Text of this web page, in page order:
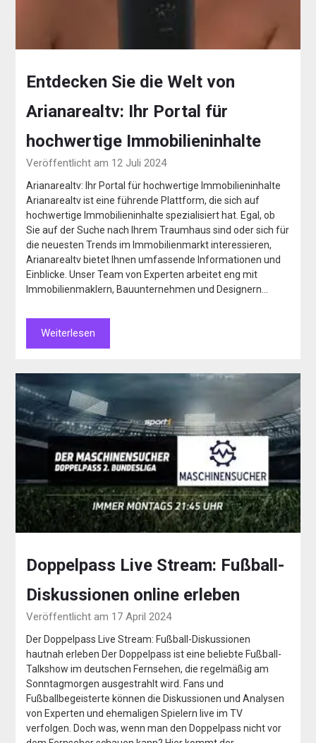
Entdecken Sie die Welt von
Arianarealtv: Ihr Portal für
hochwertige Immobilieninhalte
Veröffentlicht am 12 Juli 2024
Arianarealtv: Ihr Portal für hochwertige Immobilieninhalte
Arianarealtv ist eine führende Plattform, die sich auf
hochwertige Immobilieninhalte spezialisiert hat. Egal, ob
Sie auf der Suche nach Ihrem Traumhaus sind oder sich für
die neuesten Trends im Immobilienmarkt interessieren,
Arianarealtv bietet Ihnen umfassende Informationen und
Einblicke. Unser Team von Experten arbeitet eng mit
Immobilienmaklern, Bauunternehmen und Designern…
Weiterlesen
Doppelpass Live Stream: Fußball-
Diskussionen online erleben
Veröffentlicht am 17 April 2024
Der Doppelpass Live Stream: Fußball-Diskussionen
hautnah erleben Der Doppelpass ist eine beliebte Fußball-
Talkshow im deutschen Fernsehen, die regelmäßig am
Sonntagmorgen ausgestrahlt wird. Fans und
Fußballbegeisterte können die Diskussionen und Analysen
von Experten und ehemaligen Spielern live im TV
verfolgen. Doch was, wenn man den Doppelpass nicht vor